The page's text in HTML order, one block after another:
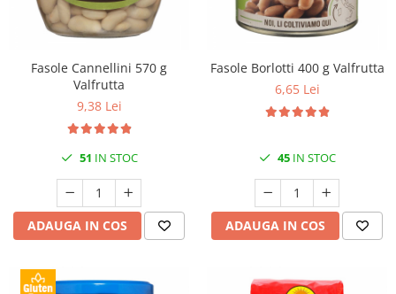
Fasole Cannellini 570 g
Valfrutta
9,38 Lei
51 IN STOC
ADAUGA IN COS
Fasole Borlotti 400 g Valfrutta
6,65 Lei
45IN STOC
ADAUGA IN COS